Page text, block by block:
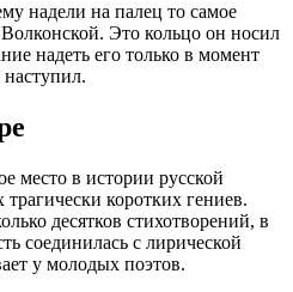
надели на палец то самое
Это кольцо он носил
надеть его только в момент
место в истории русской
коротких гениев.
десятков стихотворений, в
соединилась с лирической
у молодых поэтов.